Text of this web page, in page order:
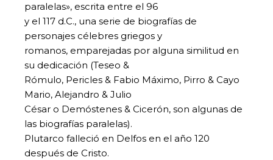
paralelas», escrita entre el 96
y el 117 d.C., una serie de biografías de
personajes célebres griegos y
romanos, emparejadas por alguna similitud en
su dedicación (Teseo &
Rómulo, Pericles & Fabio Máximo, Pirro & Cayo
Mario, Alejandro & Julio
César o Demóstenes & Cicerón, son algunas de
las biografías paralelas).
Plutarco falleció en Delfos en el año 120
después de Cristo.